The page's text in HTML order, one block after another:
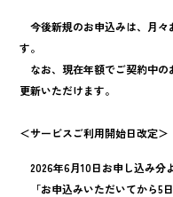
今後新規のお申込みは、月々
す。
なお、現在年額でご契約中の
更新いただけます。
＜サービスご利用開始日改定＞
2026年6月10日お申し込み分
「お申込みいただいてから5